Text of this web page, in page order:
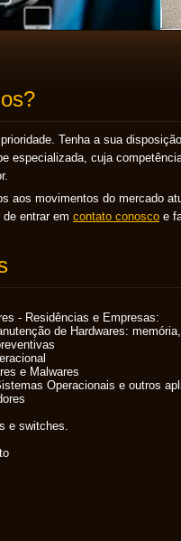
Tenha a sua
especializada, cuja
aos movimentos do mercado
entrar em contato conosco e
- Residências e Empresas:
de Hardwares:
e Malwares
Operacionais e outros
e switches.